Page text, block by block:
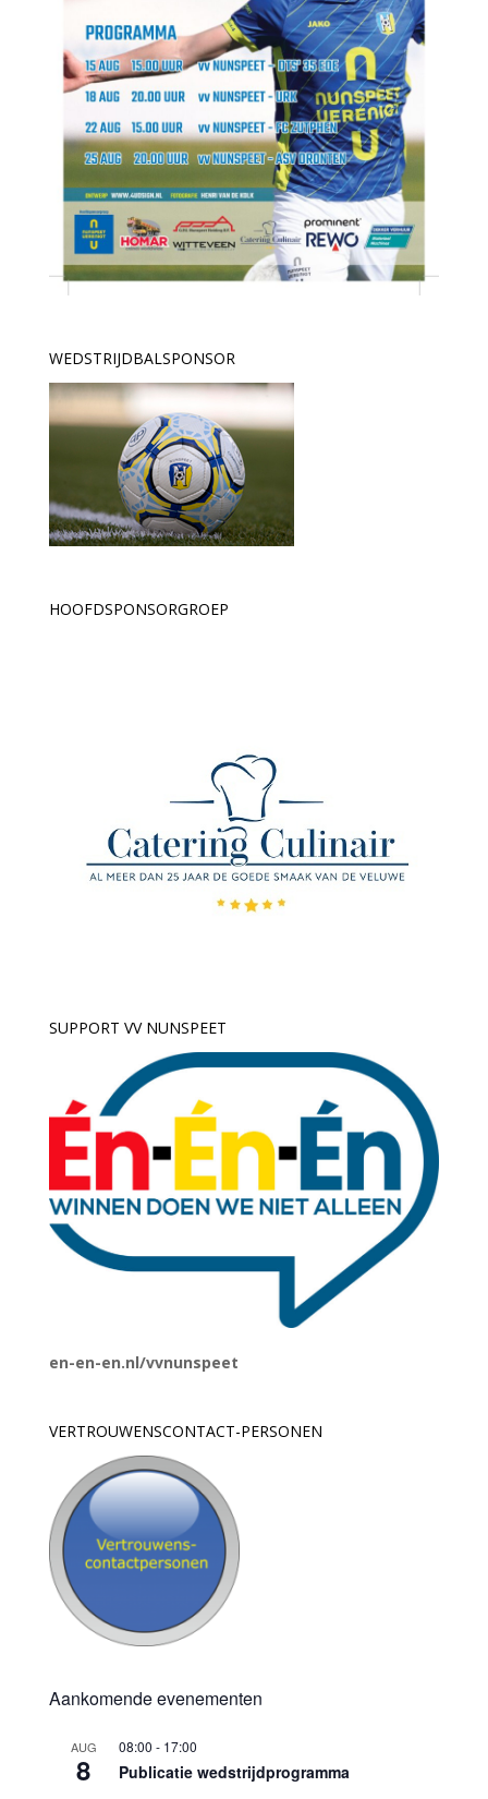
WEDSTRIJDBALSPONSOR
HOOFDSPONSORGROEP
SUPPORT VV NUNSPEET
en-en-en.nl/vvnunspeet
VERTROUWENSCONTACT-PERSONEN
Aankomende evenementen
AUG
8
08:00 - 17:00
Publicatie wedstrijdprogramma